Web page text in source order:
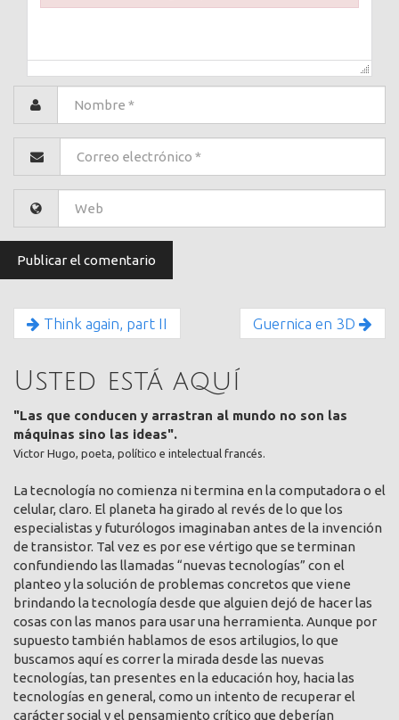
Guernica en 3D
Think again, part II
Usted está aquí
"Las que conducen y arrastran al mundo no son las
máquinas sino las ideas".
Victor Hugo, poeta, político e intelectual francés.
La tecnología no comienza ni termina en la computadora o el
celular, claro. El planeta ha girado al revés de lo que los
especialistas y futurólogos imaginaban antes de la invención
de transistor. Tal vez es por ese vértigo que se terminan
confundiendo las llamadas “nuevas tecnologías” con el
planteo y la solución de problemas concretos que viene
brindando la tecnología desde que alguien dejó de hacer las
cosas con las manos para usar una herramienta. Aunque por
supuesto también hablamos de esos artilugios, lo que
buscamos aquí es correr la mirada desde las nuevas
tecnologías, tan presentes en la educación hoy, hacia las
tecnologías en general, como un intento de recuperar el
carácter social y el pensamiento crítico que deberían
Failed to initialize plugin: wplink